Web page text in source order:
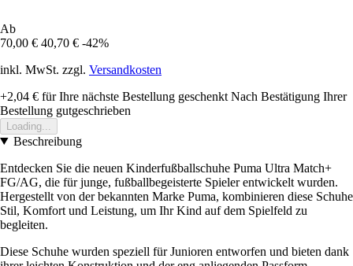
Ab
70,00 € 40,70 € -42%
inkl. MwSt. zzgl. Versandkosten
+2,04 € für Ihre nächste Bestellung geschenkt Nach Bestätigung Ihrer
Bestellung gutgeschrieben
Loading...
Beschreibung
Entdecken Sie die neuen Kinderfußballschuhe Puma Ultra Match+
FG/AG, die für junge, fußballbegeisterte Spieler entwickelt wurden.
Hergestellt von der bekannten Marke Puma, kombinieren diese Schuhe
Stil, Komfort und Leistung, um Ihr Kind auf dem Spielfeld zu
begleiten.
Diese Schuhe wurden speziell für Junioren entworfen und bieten dank